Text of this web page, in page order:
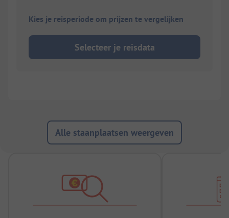
Kies je reisperiode om prijzen te vergelijken
Selecteer je reisdata
Alle staanplaatsen weergeven